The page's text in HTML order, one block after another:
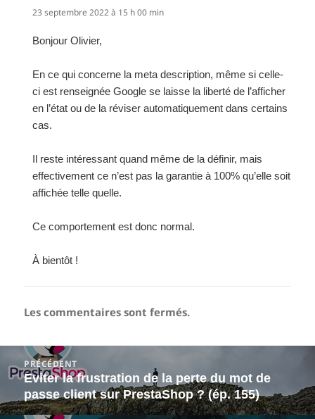
23 septembre 2022 à 15 h 00 min
Bonjour Olivier,
En ce qui concerne la meta description, même si celle-
ci est renseignée Google se laisse la liberté de l’afficher
en l’état ou de la réviser automatiquement dans certains
cas.
Il reste intéressant quand même de la définir, mais
effectivement ce n’est pas la garantie à 100% qu’elle soit
affichée telle quelle.
Ce comportement est donc normal.
À bientôt !
Les commentaires sont fermés.
Navigation
de
PRÉCÉDENT
Article
précédent :
Eviter la frustration de la perte du mot de
passe client sur PrestaShop ? (ép. 155)